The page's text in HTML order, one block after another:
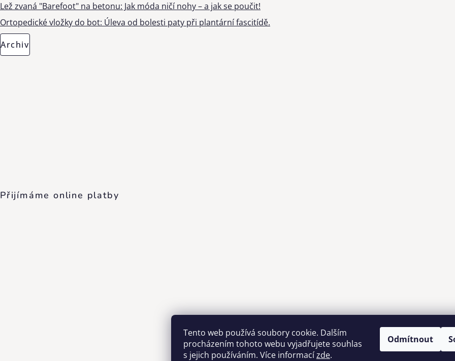
Tento web používá soubory cookie. Dalším
procházením tohoto webu vyjadřujete souhlas
s jejich používáním. Více informacízde.
Odmítnout
Lež zvaná "Barefoot" na betonu: Jak móda ničí nohy – a jak se poučit!
Ortopedické vložky do bot: Úleva od bolesti paty při plantární fascitídě.
Archiv
Přijímáme online platby
Možnosti dopravy